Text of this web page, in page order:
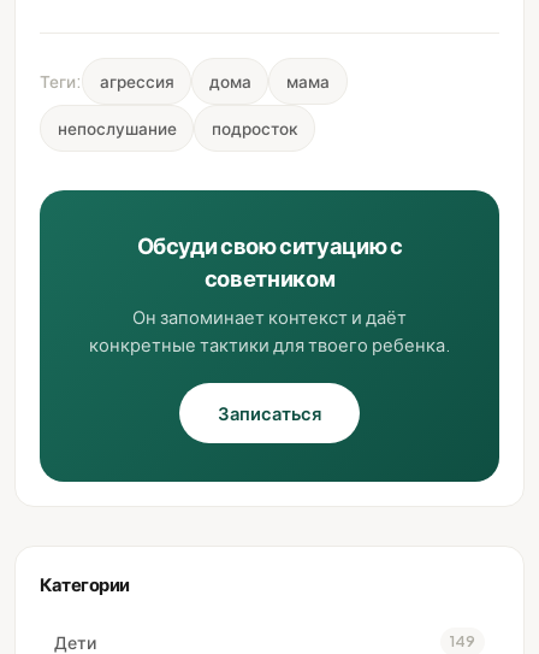
Теги: агрессия дома мама
непослушание подросток
Обсуди свою ситуацию с
советником
Он запоминает контекст и даёт
конкретные тактики для твоего ребенка.
Записаться
Категории
Дети 149